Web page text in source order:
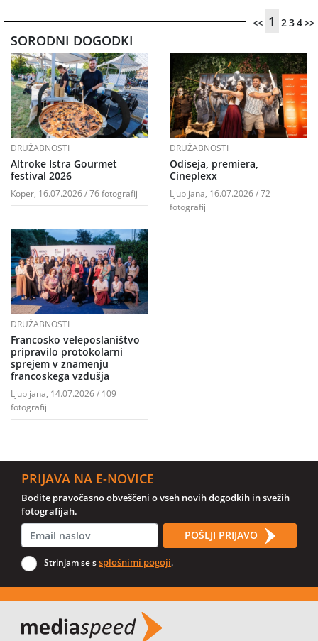
<< 1 234>>
SORODNI DOGODKI
DRUŽABNOSTI
Altroke Istra Gourmet
festival 2026
Koper, 16.07.2026 / 76 fotografij
DRUŽABNOSTI
Odiseja, premiera,
Cineplexx
Ljubljana, 16.07.2026 / 72
fotografij
DRUŽABNOSTI
Francosko veleposlaništvo
pripravilo protokolarni
sprejem v znamenju
francoskega vzdušja
Ljubljana, 14.07.2026 / 109
fotografij
PRIJAVA NA E-NOVICE
Bodite pravočasno obveščeni o vseh novih dogodkih in svežih
fotografijah.
POŠLJI PRIJAVO
Strinjam se ssplošnimi pogoji.